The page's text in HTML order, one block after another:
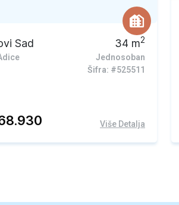
Sad 34 m2
Jednosoban
Šifra: #525511
Više Detalja